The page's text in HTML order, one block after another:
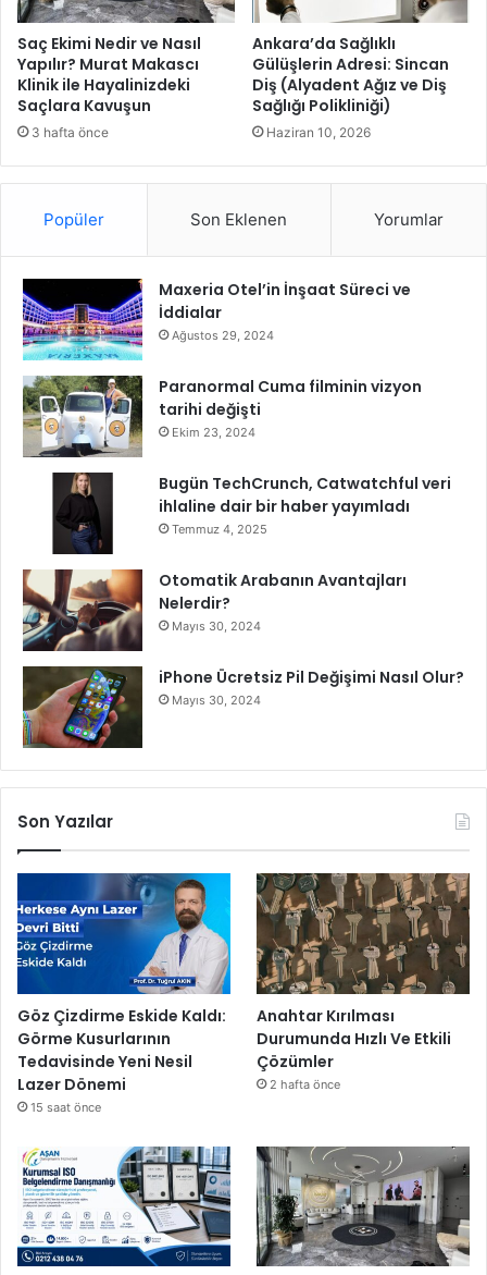
i
p
l
e
r
i
k
d
e
n
e
Saç Ekimi Nedir ve Nasıl
Yapılır? Murat Makascı
Klinik ile Hayalinizdeki
Saçlara Kavuşun
3 hafta önce
Ankara’da Sağlıklı
Gülüşlerin Adresi: Sincan
Diş (Alyadent Ağız ve Diş
Sağlığı Polikliniği)
Haziran 10, 2026
Popüler Son Eklenen Yorumlar
Maxeria Otel’in İnşaat Süreci ve
İddialar
Ağustos 29, 2024
Paranormal Cuma filminin vizyon
tarihi değişti
Ekim 23, 2024
Bugün TechCrunch, Catwatchful veri
ihlaline dair bir haber yayımladı
Temmuz 4, 2025
Otomatik Arabanın Avantajları
Nelerdir?
Mayıs 30, 2024
iPhone Ücretsiz Pil Değişimi Nasıl Olur?
Mayıs 30, 2024
Son Yazılar
Göz Çizdirme Eskide Kaldı:
Görme Kusurlarının
Tedavisinde Yeni Nesil
Lazer Dönemi
15 saat önce
Anahtar Kırılması
Durumunda Hızlı Ve Etkili
Çözümler
2 hafta önce